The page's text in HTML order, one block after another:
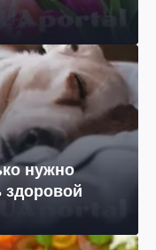
нужно
здоровой